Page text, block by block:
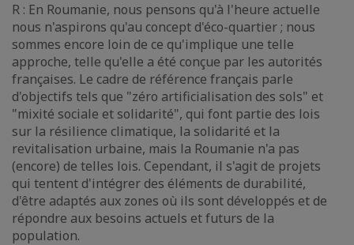
R : En Roumanie, nous pensons qu'à l'heure actuelle
nous n'aspirons qu'au concept d'éco-quartier ; nous
sommes encore loin de ce qu'implique une telle
approche, telle qu'elle a été conçue par les autorités
françaises. Le cadre de référence français parle
d'objectifs tels que "zéro artificialisation des sols" et
"mixité sociale et solidarité", qui font partie des lois
sur la résilience climatique, la solidarité et la
revitalisation urbaine, mais la Roumanie n'a pas
(encore) de telles lois. Cependant, il s'agit de projets
qui tentent d'intégrer des éléments de durabilité,
d'être adaptés aux zones où ils sont développés et de
répondre aux besoins actuels et futurs de la
population.